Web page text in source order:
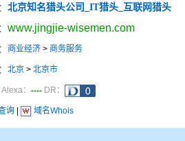
北京知名猎头公司_IT猎头_互联网猎头
www.jingjie-wisemen.com
商业经济 > 商务服务
北京 > 北京市
Alexa： ---- DR：
询 域名Whois